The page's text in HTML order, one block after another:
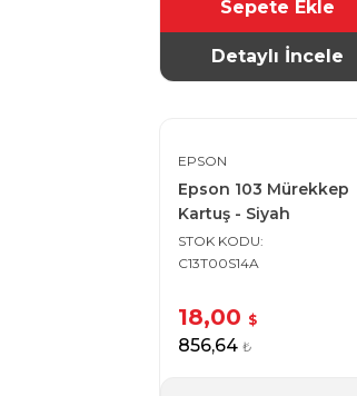
Sepete Ekle
Detaylı İncele
EPSON
Epson 103 Mürekkep
Kartuş - Siyah
STOK KODU
C13T00S14A
18,00 $
856,64 ₺